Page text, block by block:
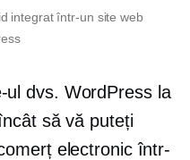
integrat într-un site web
ul dvs. WordPress la
să vă puteți
electronic într-